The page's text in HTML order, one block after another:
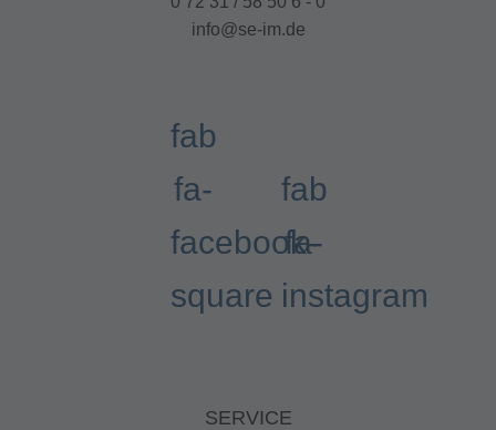
info@se-im.de
fab
fa-
facebook-
square
fab
fa-
instagram
SERVICE